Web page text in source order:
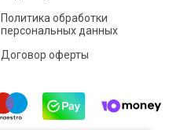
Политика обработки
персональных данных
Договор оферты